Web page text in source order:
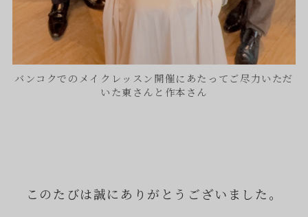
バンコクでのメイクレッスン開催にあたってご尽力いただ
いた東さんと作本さん
このたびは誠にありがとうございました。